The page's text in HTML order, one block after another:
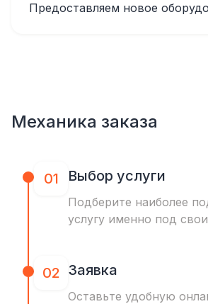
Предоставляем новое
Механика заказа
01 Выбор услуги
Подберите наиболее
услугу именно под
02 Заявка
Оставьте удобную